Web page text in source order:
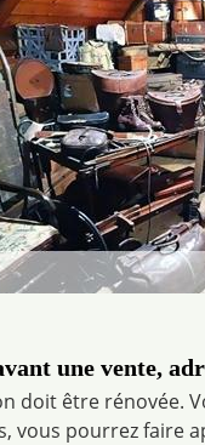
une vente,
doit être rénovée.
vous pourrez faire